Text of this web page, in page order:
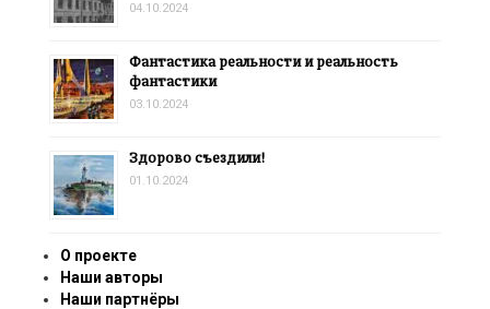
04.10.2024
Фантастика реальности и реальность
фантастики
03.10.2024
Здорово съездили!
01.10.2024
О проекте
Наши авторы
Наши партнёры